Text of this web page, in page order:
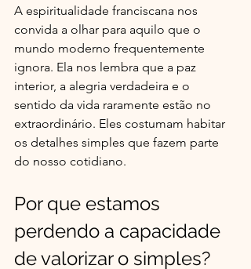
A espiritualidade franciscana nos
convida a olhar para aquilo que o
mundo moderno frequentemente
ignora. Ela nos lembra que a paz
interior, a alegria verdadeira e o
sentido da vida raramente estão no
extraordinário. Eles costumam habitar
os detalhes simples que fazem parte
do nosso cotidiano.
Por que estamos
perdendo a capacidade
de valorizar o simples?